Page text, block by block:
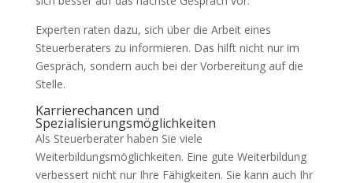
Experten raten dazu, sich über die Arbeit eines
Steuerberaters zu informieren. Das hilft nicht nur im
Gespräch, sondern auch bei der Vorbereitung auf die
Stelle.
Karrierechancen und
Spezialisierungsmöglichkeiten
Als Steuerberater haben Sie viele
Weiterbildungsmöglichkeiten. Eine gute Weiterbildung
verbessert nicht nur Ihre Fähigkeiten. Sie kann auch Ihr